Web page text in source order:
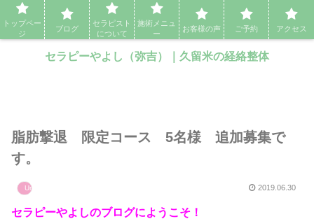
セラピーやよし（弥吉）｜久留米の経絡整体・アロママッサージ・エステ
セラピーやよし（弥吉）｜久留米の経絡整体
脂肪撃退 限定コース 5名様 追加募集で
す。
Uncategorized 2019.06.30
セラピーやよしのブログにようこそ！
トップペー
ジ
ブログ
セラピスト
について
施術メニュ
ー
お客様の声 ご予約 アクセス